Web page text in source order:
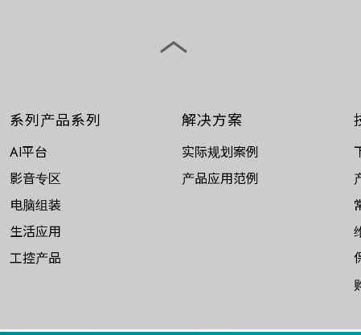
系列产品系列
AI平台
影音专区
电脑组装
生活应用
工控产品
解决方案
实际规划案例
产品应用范例